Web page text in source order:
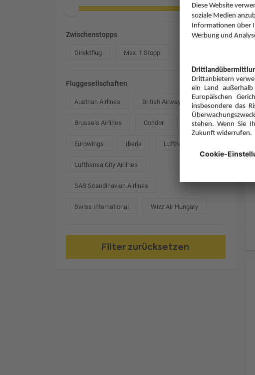
Zwischenstopps
Direktflug Max. 1 Stopp
Fluggesellschaften
Austrian Airlines British Airways
Brussels Airlines Condor easyJet
Eurowings Iberia Lufthansa
Lufthansa City Airlines
SAS Scandinavian Airlines
Swiss International Wizz Air Hungary
Filter zurücksetzen